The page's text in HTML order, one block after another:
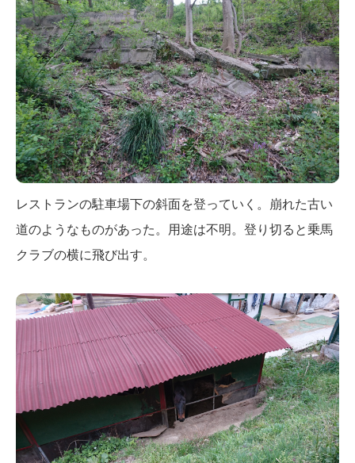
レストランの駐車場下の斜面を登っていく。崩れた古い
道のようなものがあった。用途は不明。登り切ると乗馬
クラブの横に飛び出す。